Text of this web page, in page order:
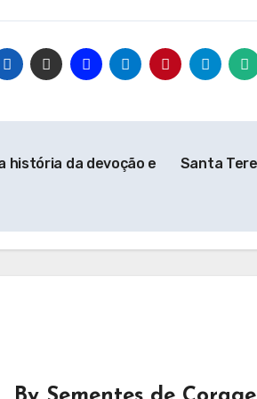
história da devoção e
Santa